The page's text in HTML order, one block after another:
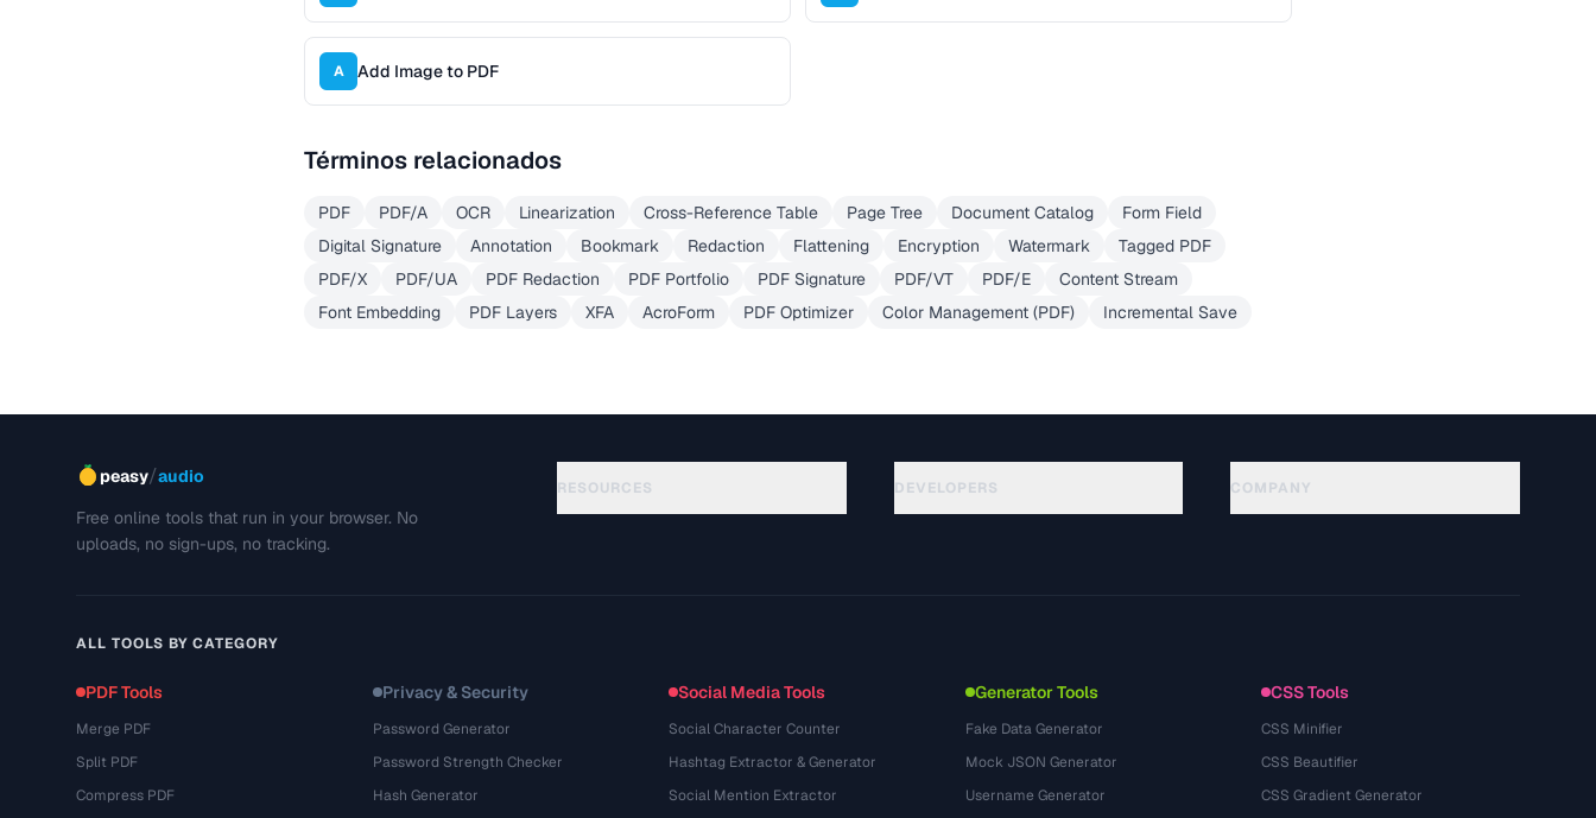
A Add Image to PDF
Términos relacionados
PDF PDF/A OCR Linearization Cross-Reference Table Page Tree Document Catalog
Form Field
Digital Signature
Annotation Bookmark Redaction Flattening Encryption Watermark
Tagged PDF
PDF/X
PDF/UA PDF Redaction PDF Portfolio PDF Signature PDF/VT PDF/E
Content Stream
Font Embedding
PDF Layers XFA AcroForm PDF Optimizer Color Management (PDF) Incremental Save
peasy/audio
Free online tools that run in your browser. No
uploads, no sign-ups, no tracking.
RESOURCES DEVELOPERS COMPANY
ALL TOOLS BY CATEGORY
PDF Tools
Merge PDF
Split PDF
Compress PDF
Privacy & Security
Password Generator
Password Strength Checker
Hash Generator
Social Media Tools
Social Character Counter
Hashtag Extractor & Generator
Social Mention Extractor
Generator Tools
Fake Data Generator
Mock JSON Generator
Username Generator
CSS Tools
CSS Minifier
CSS Beautifier
CSS Gradient Generator